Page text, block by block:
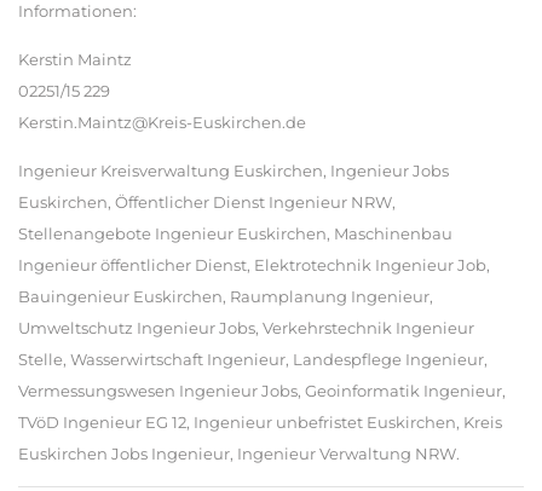
Informationen:
Kerstin Maintz
02251/15 229
Kerstin.Maintz@Kreis-Euskirchen.de
Ingenieur Kreisverwaltung Euskirchen, Ingenieur Jobs
Euskirchen, Öffentlicher Dienst Ingenieur NRW,
Stellenangebote Ingenieur Euskirchen, Maschinenbau
Ingenieur öffentlicher Dienst, Elektrotechnik Ingenieur Job,
Bauingenieur Euskirchen, Raumplanung Ingenieur,
Umweltschutz Ingenieur Jobs, Verkehrstechnik Ingenieur
Stelle, Wasserwirtschaft Ingenieur, Landespflege Ingenieur,
Vermessungswesen Ingenieur Jobs, Geoinformatik Ingenieur,
TVöD Ingenieur EG 12, Ingenieur unbefristet Euskirchen, Kreis
Euskirchen Jobs Ingenieur, Ingenieur Verwaltung NRW.